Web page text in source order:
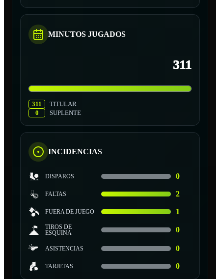
MINUTOS JUGADOS
311
311
TITULAR
0
SUPLENTE
INCIDENCIAS
DISPAROS 0
FALTAS 2
FUERA DE JUEGO 1
TIROS DE
ESQUINA
0
ASISTENCIAS 0
TARJETAS 0